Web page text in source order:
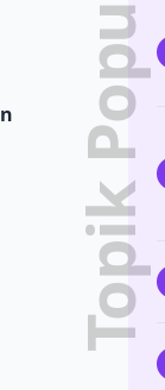
Dinamika Zaman
Topik Populer